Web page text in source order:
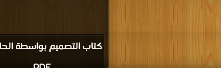
كتاب التصميم بواسطة